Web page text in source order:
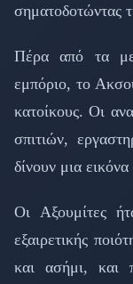
σηματοδοτώντας
Πέρα από τα
εμπόριο, το
κατοίκους. Οι
σπιτιών,
δίνουν μια
Οι Αξουμίτες
εξαιρετικής
και ασήμι, και